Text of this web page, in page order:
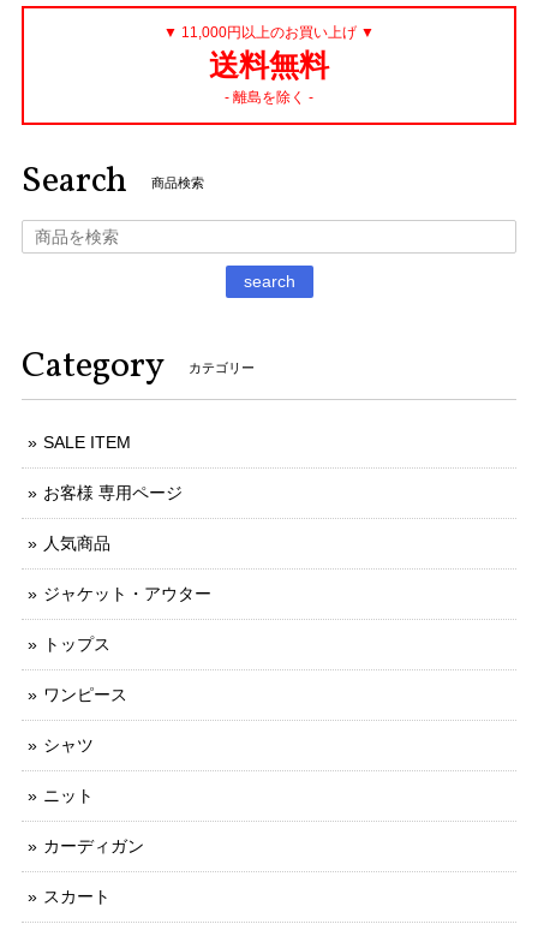
▼ 11,000円以上のお買い上げ ▼
送料無料
- 離島を除く -
Search 商品検索
search
Category カテゴリー
SALE ITEM
お客様 専用ページ
人気商品
ジャケット・アウター
トップス
ワンピース
シャツ
ニット
カーディガン
スカート